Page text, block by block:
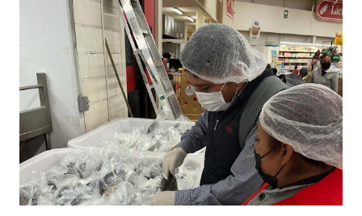
integrales de esta organización. Ortiz, dijo que en el caso
de la Mixteca realizarán bloqueos en Juxtlahuaca, Putla,
Tlaxiaco y Huajuapan, pero que se estarán movilizando en
todo el estado, comentó que estas acciones son para exigir
que se haga una mesa de seguridad y que sean llamados los
dirigentes, ya que lo que se requiere es la vigilancia
permanente en la carretera Carrizal-Agua Fría, en la zona
de J...